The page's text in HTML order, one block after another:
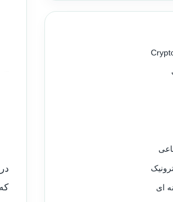
ای